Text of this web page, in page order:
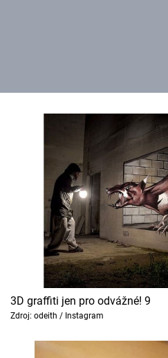
3D graffiti jen pro odvážné! 9
Zdroj: odeith / Instagram